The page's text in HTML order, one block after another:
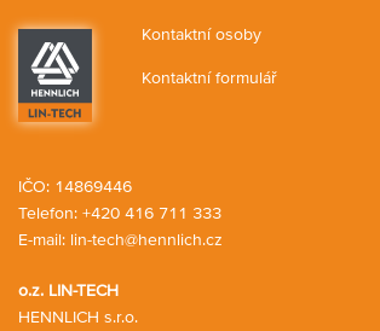
náklady nebo požadavky na stabilní kvalitu
Kontaktní osoby
Kontaktní formulář
o.z. LIN-TECH
HENNLICH s.r.o.
IČO: 14869446
Telefon: +420 416 711 333
E-mail: lin-tech@hennlich.cz